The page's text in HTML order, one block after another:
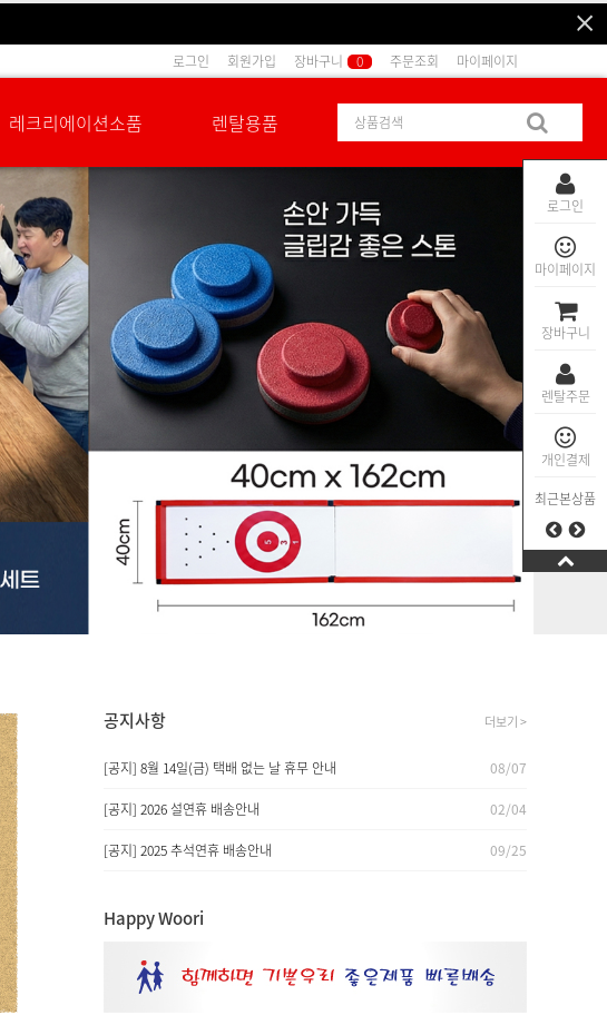
정
로그인
마이페이지
장바구니
렌탈주문
개인결제
최근본상품
로그인 회원가입 장바구니 0 주문조회 마이페이지
레크리에이션소품 렌탈용품
공지사항 더보기 >
[공지] 8월 14일(금) 택배 없는 날 휴무 안내 08/07
[공지] 2026 설연휴 배송안내 02/04
[공지] 2025 추석연휴 배송안내 09/25
Happy Woori